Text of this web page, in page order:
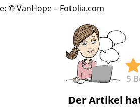
© VanHope – Fotolia.com
5
Der Artikel